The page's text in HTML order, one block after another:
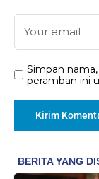
Simpan
peramban ini